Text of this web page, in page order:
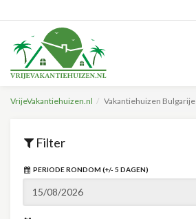
VrijeVakantiehuizen.nl Vakantiehuizen Bulgarije
Filter
PERIODE RONDOM (+/- 5 DAGEN)